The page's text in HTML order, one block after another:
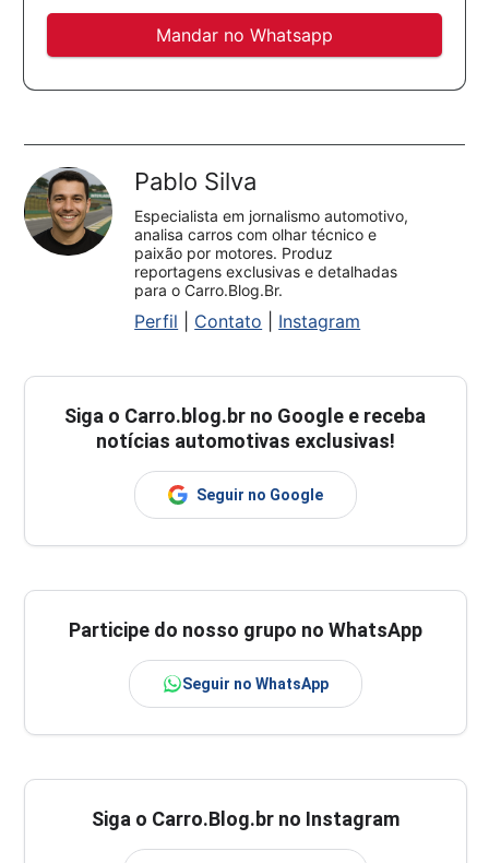
Mandar no Whatsapp
Pablo Silva
Especialista em jornalismo automotivo,
analisa carros com olhar técnico e
paixão por motores. Produz
reportagens exclusivas e detalhadas
para o Carro.Blog.Br.
Perfil Contato Instagram
Siga o Carro.blog.br no Google e receba
notícias automotivas exclusivas!
Seguir no Google
Participe do nosso grupo no WhatsApp
Seguir no WhatsApp
Siga o Carro.Blog.br no Instagram